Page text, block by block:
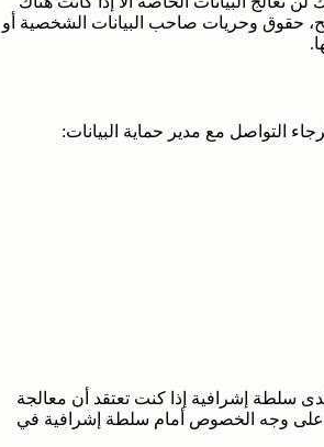
حقوق وحريات صاحب البيانات الشخصية أو
التواصل مع مدير حماية البيانات:
على وجه الخصوص أمام سلطة إشرافية في